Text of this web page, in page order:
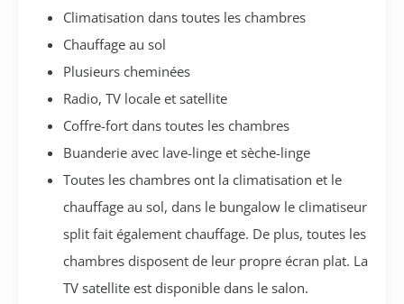
Climatisation dans toutes les chambres
Chauffage au sol
Plusieurs cheminées
Radio, TV locale et satellite
Coffre-fort dans toutes les chambres
Buanderie avec lave-linge et sèche-linge
Toutes les chambres ont la climatisation et le
chauffage au sol, dans le bungalow le climatiseur
split fait également chauffage. De plus, toutes les
chambres disposent de leur propre écran plat. La
TV satellite est disponible dans le salon.